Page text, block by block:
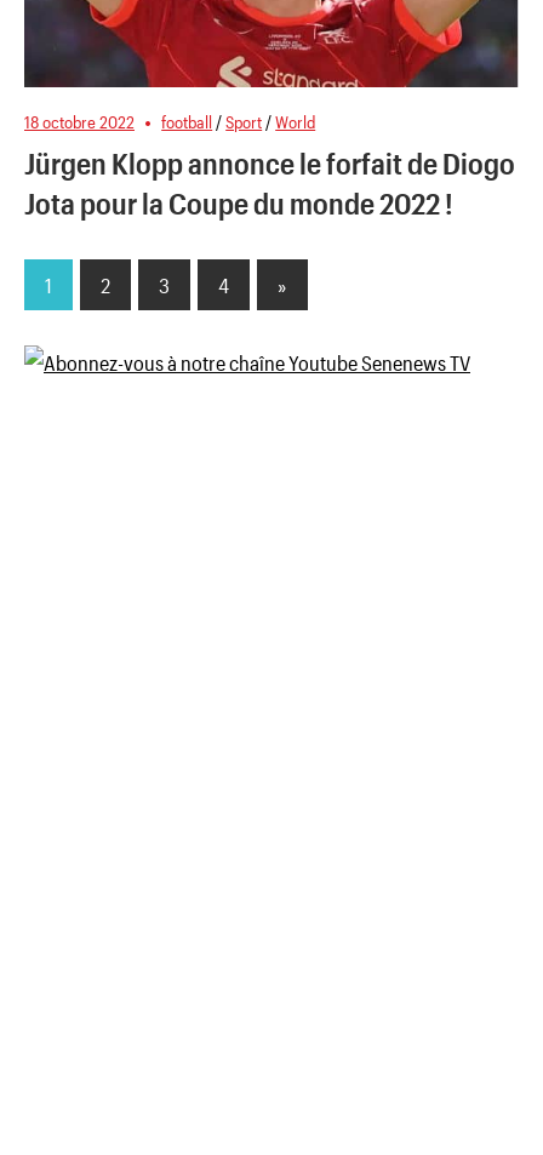
18 octobre 2022 football /Sport /World
Jürgen Klopp annonce le forfait de Diogo
Jota pour la Coupe du monde 2022 !
Pagination
des
1 2 3 4
Next
»